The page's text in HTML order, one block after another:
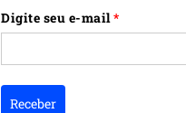
Digite seu e-mail*
Receber